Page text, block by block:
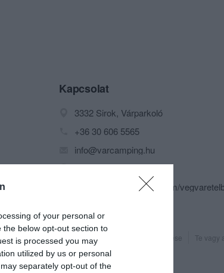
of your personal or
below opt-out section to
is processed you may
utilized by us or personal
separately opt-out of the
Kapcsolat
3332 Sirok, Várparkoló
+36 30 606 5565
info@varcamping.hu
http://vegvaretelbar.hu/
https://www.facebook.com/
Probléma jelentése Te vagy